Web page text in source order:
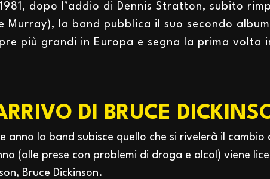
dopo l’addio di Dennis Stratton, subito
Murray), la band pubblica il suo secondo
più grandi in Europa e segna la prima volta
DI BRUCE
anno la band subisce quello che si rivelerà il
(alle prese con problemi di droga e alcol) viene
Bruce Dickinson.